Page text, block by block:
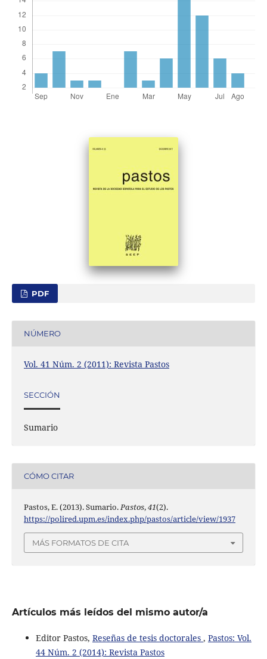
PDF
NÚMERO
Vol. 41 Núm. 2 (2011): Revista Pastos
SECCIÓN
Sumario
CÓMO CITAR
Pastos, E. (2013). Sumario.Pastos,41(2).
https://polired.upm.es/index.php/pastos/article/view/1937
MÁS FORMATOS DE CITA
Artículos más leídos del mismo autor/a
Editor Pastos, Reseñas de tesis doctorales , Pastos: Vol.
44 Núm. 2 (2014): Revista Pastos